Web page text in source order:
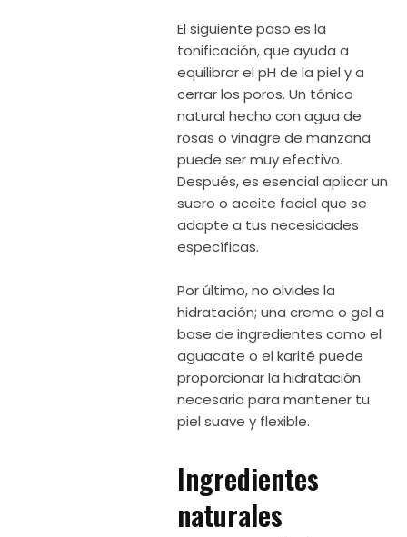
El siguiente paso es la
tonificación, que ayuda a
equilibrar el pH de la piel y a
cerrar los poros. Un tónico
natural hecho con agua de
rosas o vinagre de manzana
puede ser muy efectivo.
Después, es esencial aplicar un
suero o aceite facial que se
adapte a tus necesidades
específicas.
Por último, no olvides la
hidratación; una crema o gel a
base de ingredientes como el
aguacate o el karité puede
proporcionar la hidratación
necesaria para mantener tu
piel suave y flexible.
Ingredientes
naturales